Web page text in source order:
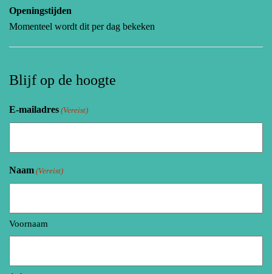
Openingstijden
Momenteel wordt dit per dag bekeken
Blijf op de hoogte
E-mailadres (Vereist)
Naam (Vereist)
Voornaam